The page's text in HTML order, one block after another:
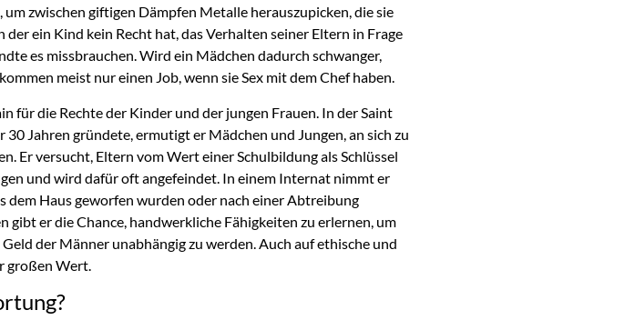
zwischen giftigen Dämpfen Metalle herauszupicken, die sie
der ein Kind kein Recht hat, das Verhalten seiner Eltern in Frage
es missbrauchen. Wird ein Mädchen dadurch schwanger,
meist nur einen Job, wenn sie Sex mit dem Chef haben.
für die Rechte der Kinder und der jungen Frauen. In der Saint
Jahren gründete, ermutigt er Mädchen und Jungen, an sich zu
Er versucht, Eltern vom Wert einer Schulbildung als Schlüssel
und wird dafür oft angefeindet. In einem Internat nimmt er
dem Haus geworfen wurden oder nach einer Abtreibung
gibt er die Chance, handwerkliche Fähigkeiten zu erlernen, um
der Männer unabhängig zu werden. Auch auf ethische und
großen Wert.